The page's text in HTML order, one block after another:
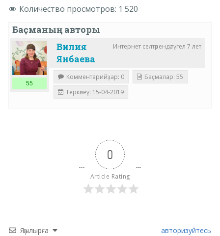
Количество просмотров: 1 520
Баҫманың авторы
Интернет селтәрендә түгел 7 лет
Вилия
Янбаева
55
Комментарийҙар: 0
Баҫмалар: 55
Теркәлеү: 15-04-2019
0
Article Rating
Яҙылырға авторизуйтесь